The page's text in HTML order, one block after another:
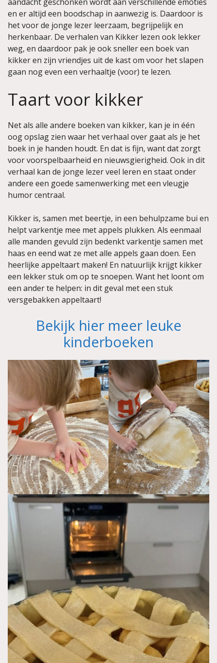
en er altijd een boodschap in aanwezig is. Daardoor is
het voor de jonge lezer leerzaam, begrijpelijk en
herkenbaar. De verhalen van Kikker lezen ook lekker
weg, en daardoor pak je ook sneller een boek van
kikker en zijn vriendjes uit de kast om voor het slapen
gaan nog even een verhaaltje (voor) te lezen.
Taart voor kikker
Net als alle andere boeken van kikker, kan je in één
oog opslag zien waar het verhaal over gaat als je het
boek in je handen houdt. En dat is fijn, want dat zorgt
voor voorspelbaarheid en nieuwsgierigheid. Ook in dit
verhaal kan de jonge lezer veel leren en staat onder
andere een goede samenwerking met een vleugje
humor centraal.
Kikker is, samen met beertje, in een behulpzame bui en
helpt varkentje mee met appels plukken. Als eenmaal
alle manden gevuld zijn bedenkt varkentje samen met
haas en eend wat ze met alle appels gaan doen. Een
heerlijke appeltaart maken! En natuurlijk krijgt kikker
een lekker stuk om op te snoepen. Want het loont om
een ander te helpen: in dit geval met een stuk
versgebakken appeltaart!
Bekijk hier meer leuke
kinderboeken